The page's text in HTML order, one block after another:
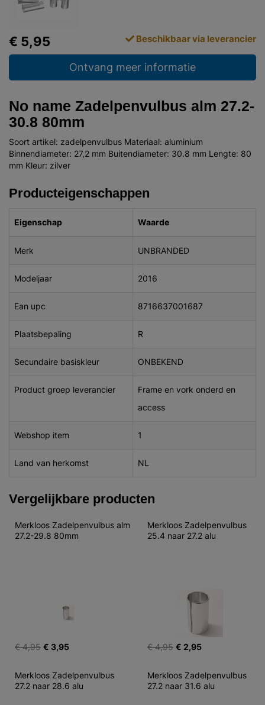
€ 5,95 Beschikbaar via leverancier
Ontvang meer informatie
No name Zadelpenvulbus alm 27.2-
30.8 80mm
Soort artikel: zadelpenvulbus Materiaal: aluminium
Binnendiameter: 27,2 mm Buitendiameter: 30.8 mm Lengte: 80
mm Kleur: zilver
Producteigenschappen
Eigenschap Waarde
Merk UNBRANDED
Modeljaar 2016
Ean upc 8716637001687
Plaatsbepaling R
Secundaire basiskleur ONBEKEND
Product groep leverancier
Frame en vork onderd en
access
Webshop item 1
Land van herkomst NL
Vergelijkbare producten
Merkloos Zadelpenvulbus alm
27.2-29.8 80mm
€ 4,95 € 3,95
Merkloos Zadelpenvulbus
25.4 naar 27.2 alu
€ 4,95 € 2,95
Merkloos Zadelpenvulbus
27.2 naar 28.6 alu
Merkloos Zadelpenvulbus
27.2 naar 31.6 alu